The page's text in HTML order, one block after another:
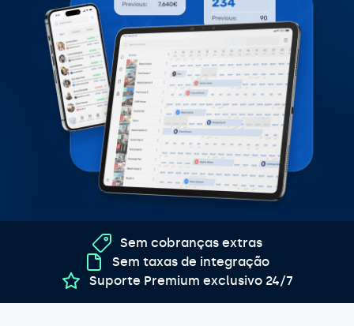
Sem cobranças extras
Sem taxas de integração
Suporte Premium exclusivo 24/7